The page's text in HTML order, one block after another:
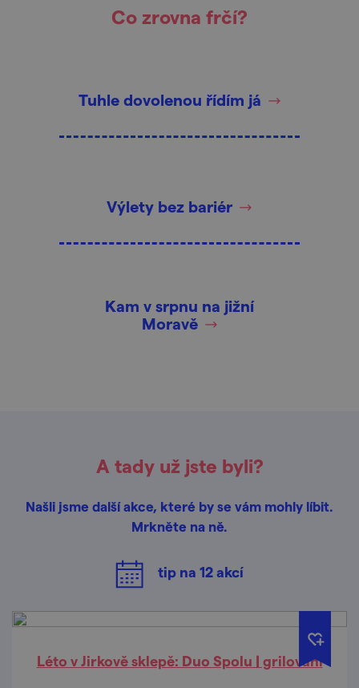
Co zrovna frčí?
Tuhle dovolenou řídím já
Výlety bez bariér
Kam v srpnu na jižní
Moravě
A tady už jste byli?
Našli jsme další akce, které by se vám mohly líbit.
Mrkněte na ně.
tip na 12akcí
Léto v Jirkově sklepě: Duo Spolu | grilování